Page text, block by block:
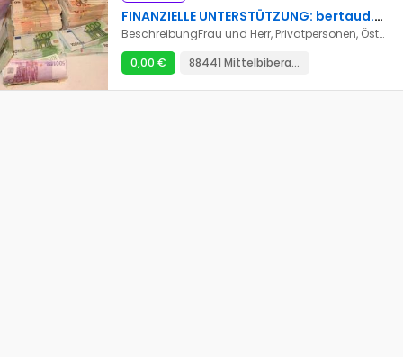
FINANZIELLE UNTERSTÜTZUNG: bertaud.gilles1943@gmail.com
BeschreibungFrau und Herr, Privatpersonen, Österreich, Deutsch, die Schweiz benötigten Sie Darlehen zwischen Privatpersonen, um die finanziellen Schwierigkeiten zu bewältigen, um schließlich aus der Sackgasse herauszukommen, die die Banken verursachen durch die Ablehnung Ihrer Akten der Mittelanforderung wir sind eine Gruppe finanzieller Maßnahmenexperten, Ihnen ein Darlehen zum Betrag zu machen, den Sie und mit Bedingungen benötigen, die Ihnen das Leben vereinfachen werden. Wir machen gehende Darlehen von 1 Monat zu 360 Monaten und wir leihen von 3000 € an 2.000.000 €. Unser Zinssatz beträgt 2% das Jahr, hier die Gebiete, auf denen wir Ihnen helfen können: * Finanzier * Immobiliardarlehen * Darlehen zur Investition * Autodarlehen * Konsolidierungsschuld * Kreditaufkauf * Persönliches Darlehen *Vous katalogisiert werden *interdits Bank- und Sie haben die Gunst der Banken nicht, oder besser haben Sie ein Projekt, und Bedürfnis der Finanzierung nehmen mit uns Kontakt auf, und wir werden Ihnen helfen. E-Mail: bertaud.gilles1943@gmail.com
0,00 €
88441 Mittelbiberach